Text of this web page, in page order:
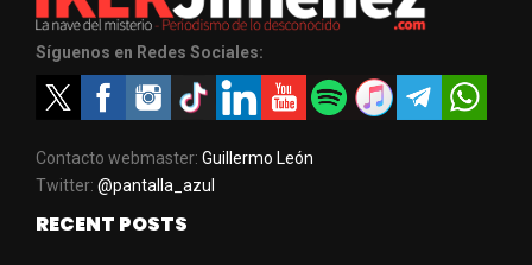
Síguenos en Redes Sociales:
Contacto webmaster: Guillermo León
Twitter: @pantalla_azul
RECENT POSTS